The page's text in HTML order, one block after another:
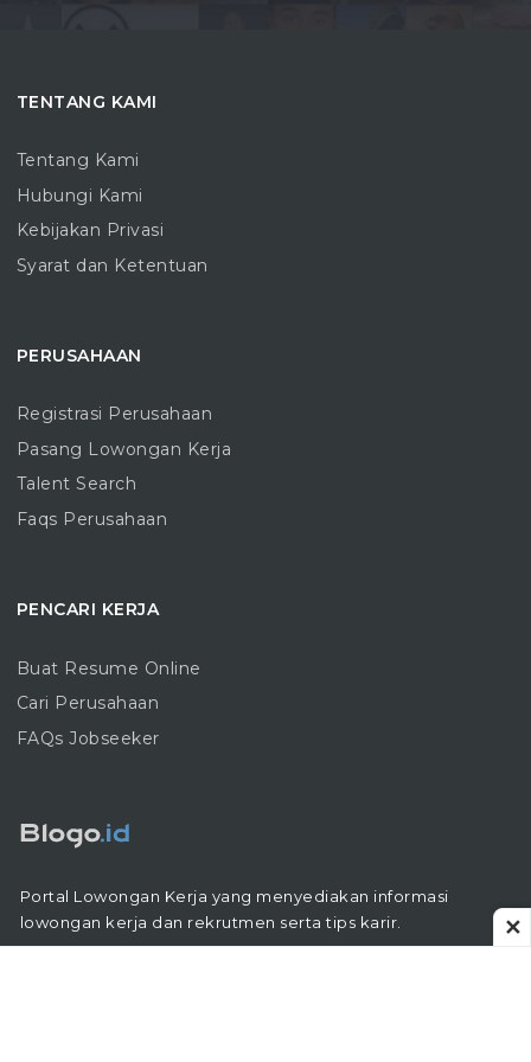
TENTANG KAMI
Tentang Kami
Hubungi Kami
Kebijakan Privasi
Syarat dan Ketentuan
PERUSAHAAN
Registrasi Perusahaan
Pasang Lowongan Kerja
Talent Search
Faqs Perusahaan
PENCARI KERJA
Buat Resume Online
Cari Perusahaan
FAQs Jobseeker
Portal Lowongan Kerja yang menyediakan informasi
lowongan kerja dan rekrutmen serta tips karir.
✕